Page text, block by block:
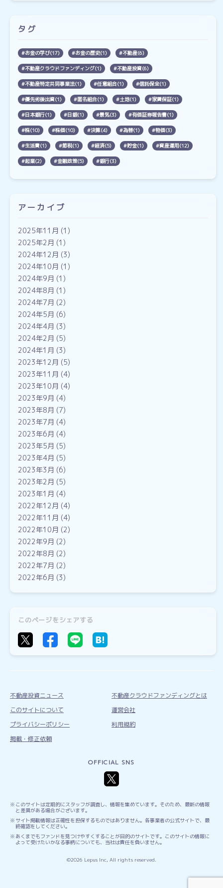
タグ
お金の学び(17) お金の歴史(1) 不動産(6)
不動産クラウドファンディング(1) 不動産投資(6)
不動産特定共同事業法(1) 任意組合(1) 信託保全(1)
優先劣後出資(1) 匿名組合(1) 土地(1) 家賃保証(1)
日本銀行(1) 日銀(1) 景気(3) 有価証券報告書(1)
株(10) 株価(10) 決算(4) 為替(1) 物価(3)
生活費(1) 節税(1) 経済(5) 貯金(1) 資産運用(12)
起業(2) 金融政策(5) 銀行(3)
アーカイブ
2025年11月 (1)
2025年2月 (1)
2024年12月 (3)
2024年10月 (1)
2024年9月 (1)
2024年8月 (1)
2024年7月 (2)
2024年5月 (6)
2024年4月 (3)
2024年2月 (5)
2024年1月 (3)
2023年12月 (5)
2023年11月 (4)
2023年10月 (4)
2023年9月 (4)
2023年8月 (7)
2023年7月 (4)
2023年6月 (4)
2023年5月 (5)
2023年4月 (5)
2023年3月 (6)
2023年2月 (5)
2023年1月 (4)
2022年12月 (4)
2022年11月 (4)
2022年10月 (2)
2022年9月 (2)
2022年8月 (2)
2022年7月 (2)
2022年6月 (3)
このページをシェアする
不動産投資ニュース
不動産クラウドファンディングとは
このサイトについて
運営会社
プライバシーポリシー
利用規約
掲載・修正依頼
OFFICIAL SNS
このサイトは定期的にスタッフが調査し、情報を集めています。そのため、最新の情報
と差異がある場合がございます。
サイト掲載情報は正確性を担保するものではありません。各事業者の公式サイトで、最
終確認をしてください。
あくまでもファンドを見つけやすくすることが目的のサイトです。このサイトの情報に
よって受けたいかなる事柄についても、当社は責任を負いません。
©2026 Lepus Inc, All rights reserved.